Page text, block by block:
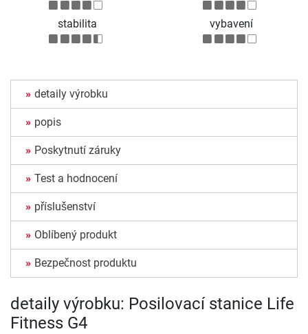
stabilita vybavení
detaily výrobku
popis
Poskytnutí záruky
Test a hodnocení
příslušenství
Oblíbený produkt
Bezpečnost produktu
detaily výrobku: Posilovací stanice Life
Fitness G4